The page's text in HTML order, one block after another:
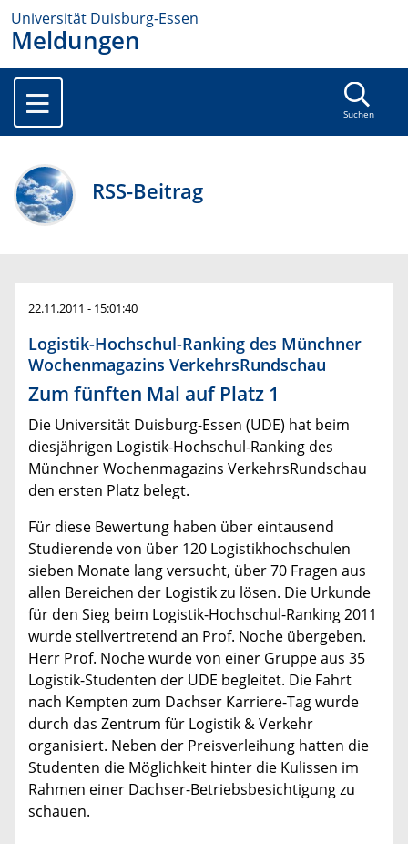
Universität Duisburg-Essen
Meldungen
Suchen
RSS-Beitrag
22.11.2011 - 15:01:40
Logistik-Hochschul-Ranking des Münchner
Wochenmagazins VerkehrsRundschau
Zum fünften Mal auf Platz 1
Die Universität Duisburg-Essen (UDE) hat beim
diesjährigen Logistik-Hochschul-Ranking des
Münchner Wochenmagazins VerkehrsRundschau
den ersten Platz belegt.
Für diese Bewertung haben über eintausend
Studierende von über 120 Logistikhochschulen
sieben Monate lang versucht, über 70 Fragen aus
allen Bereichen der Logistik zu lösen. Die Urkunde
für den Sieg beim Logistik-Hochschul-Ranking 2011
wurde stellvertretend an Prof. Noche übergeben.
Herr Prof. Noche wurde von einer Gruppe aus 35
Logistik-Studenten der UDE begleitet. Die Fahrt
nach Kempten zum Dachser Karriere-Tag wurde
durch das Zentrum für Logistik & Verkehr
organisiert. Neben der Preisverleihung hatten die
Studenten die Möglichkeit hinter die Kulissen im
Rahmen einer Dachser-Betriebsbesichtigung zu
schauen.